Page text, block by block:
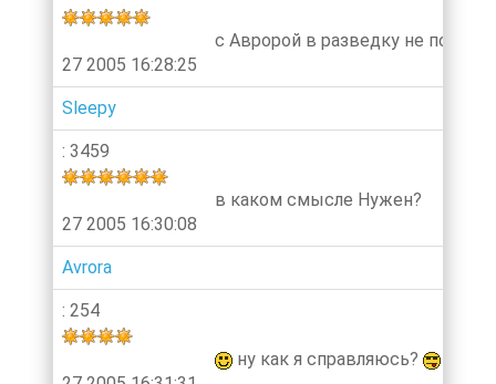
27 2005 16:28:25
с Авророй в разведку не
Sleepy
: 3459
27 2005 16:30:08
в каком смысле Нужен?
Avrora
: 254
ну как я справляюсь?